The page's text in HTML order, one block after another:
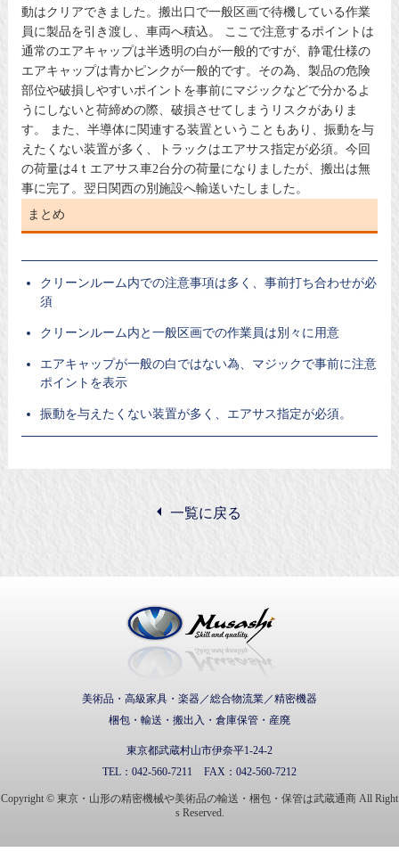
動はクリアできました。搬出口で一般区画で待機している作業
員に製品を引き渡し、車両へ積込。 ここで注意するポイントは
通常のエアキャップは半透明の白が一般的ですが、静電仕様の
エアキャップは青かピンクが一般的です。その為、製品の危険
部位や破損しやすいポイントを事前にマジックなどで分かるよ
うにしないと荷締めの際、破損させてしまうリスクがありま
す。 また、半導体に関連する装置ということもあり、振動を与
えたくない装置が多く、トラックはエアサス指定が必須。今回
の荷量は4ｔエアサス車2台分の荷量になりましたが、搬出は無
事に完了。翌日関西の別施設へ輸送いたしました。
まとめ
クリーンルーム内での注意事項は多く、事前打ち合わせが必
須
クリーンルーム内と一般区画での作業員は別々に用意
エアキャップが一般の白ではない為、マジックで事前に注意
ポイントを表示
振動を与えたくない装置が多く、エアサス指定が必須。
一覧に戻る
美術品・高級家具・楽器／総合物流業／精密機器
梱包・輸送・搬出入・倉庫保管・産廃
東京都武蔵村山市伊奈平1-24-2
TEL： 042-560-7211 FAX： 042-560-7212
Copyright © 東京・山形の精密機械や美術品の輸送・梱包・保管は武蔵通商 All Right
s Reserved.